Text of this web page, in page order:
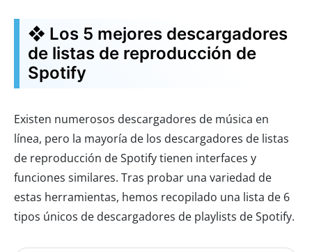
❖ Los 5 mejores descargadores
de listas de reproducción de
Spotify
Existen numerosos descargadores de música en
línea, pero la mayoría de los descargadores de listas
de reproducción de Spotify tienen interfaces y
funciones similares. Tras probar una variedad de
estas herramientas, hemos recopilado una lista de 6
tipos únicos de descargadores de playlists de Spotify.